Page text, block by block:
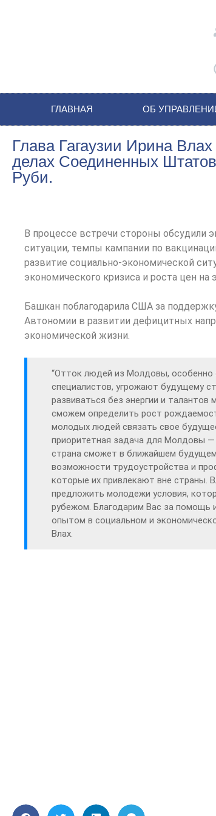
ГЛАВНАЯ ОБ
Глава Гагаузии Ирина
делах Соединенных
Руби.
В процессе встречи стороны обсудили
ситуации, темпы кампании по
развитие социально-экономической
экономического кризиса и роста цен на
Башкан поблагодарила США за
Автономии в развитии дефицитных
экономической жизни.
“Отток людей из Молдовы,
специалистов, угрожают будущему
развиваться без энергии и
сможем определить рост
молодых людей связать свое
приоритетная задача для Молдовы
страна сможет в ближайшем
возможности трудоустройства и
которые их привлекают вне страны.
предложить молодежи условия,
рубежом. Благодарим Вас за помощь
опытом в социальном и
Влах.